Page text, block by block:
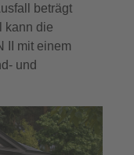
beträgt
kann die
II mit einem
und